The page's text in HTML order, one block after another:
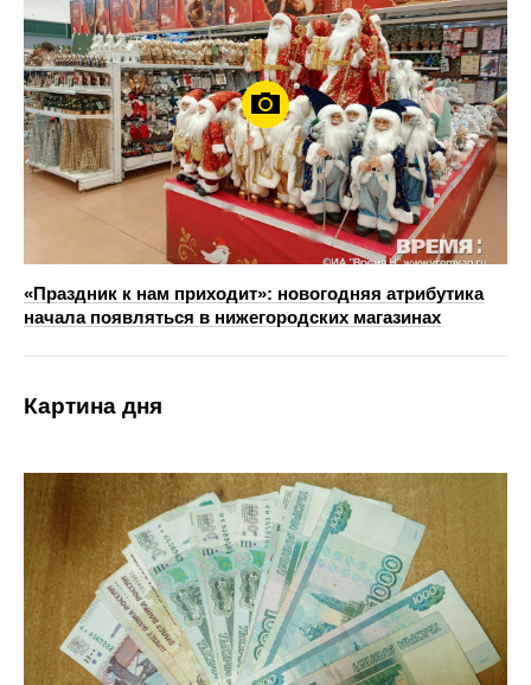
«Праздник к нам приходит»: новогодняя атрибутика
начала появляться в нижегородских магазинах
Картина дня